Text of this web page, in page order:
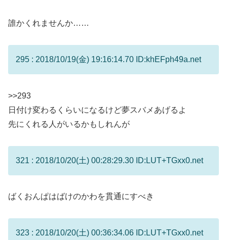
誰かくれませんか……
295 : 2018/10/19(金) 19:16:14.70 ID:khEFph49a.net
>>293
日付け変わるくらいになるけど夢スバメあげるよ
先にくれる人がいるかもしれんが
321 : 2018/10/20(土) 00:28:29.30 ID:LUT+TGxx0.net
ばくおんぱはばけのかわを貫通にすべき
323 : 2018/10/20(土) 00:36:34.06 ID:LUT+TGxx0.net